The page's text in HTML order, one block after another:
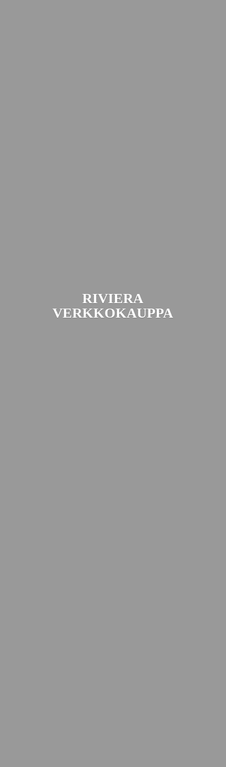
RIVIERA
VERKKOKAUPPA